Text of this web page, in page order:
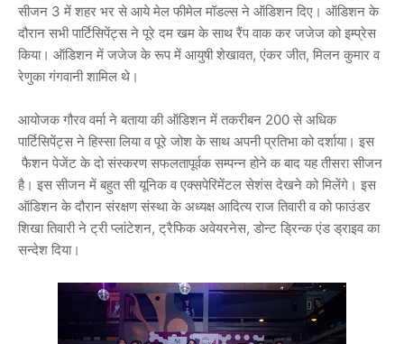
सीजन 3 में शहर भर से आये मेल फीमेल मॉडल्स ने ऑडिशन दिए। ऑडिशन के
दौरान सभी पार्टिसिपेंट्स ने पूरे दम खम के साथ रैंप वाक कर जजेज को इम्प्रेस
किया। ऑडिशन में जजेज के रूप में आयुषी शेखावत, एंकर जीत, मिलन कुमार व
रेणुका गंगवानी शामिल थे।
आयोजक गौरव वर्मा ने बताया की ऑडिशन में तकरीबन 200 से अधिक
पार्टिसिपेंट्स ने हिस्सा लिया व पूरे जोश के साथ अपनी प्रतिभा को दर्शाया। इस
फैशन पेजेंट के दो संस्करण सफलतापूर्वक सम्पन्न होने क बाद यह तीसरा सीजन
है। इस सीजन में बहुत सी यूनिक व एक्सपेरिमेंटल सेशंस देखने को मिलेंगे। इस
ऑडिशन के दौरान संरक्षण संस्था के अध्यक्ष आदित्य राज तिवारी व को फाउंडर
शिखा तिवारी ने ट्री प्लांटेशन, ट्रैफिक अवेयरनेस, डोन्ट ड्रिन्क एंड ड्राइव का
सन्देश दिया।